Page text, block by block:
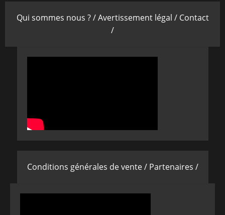
Qui sommes nous ? /Avertissement légal / Contact
/
Conditions générales de vente / Partenaires /